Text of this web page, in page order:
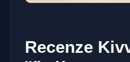
Recenze